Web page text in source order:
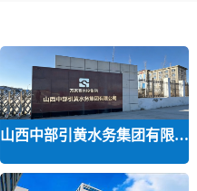
山西中部引黄水务集团有限公司